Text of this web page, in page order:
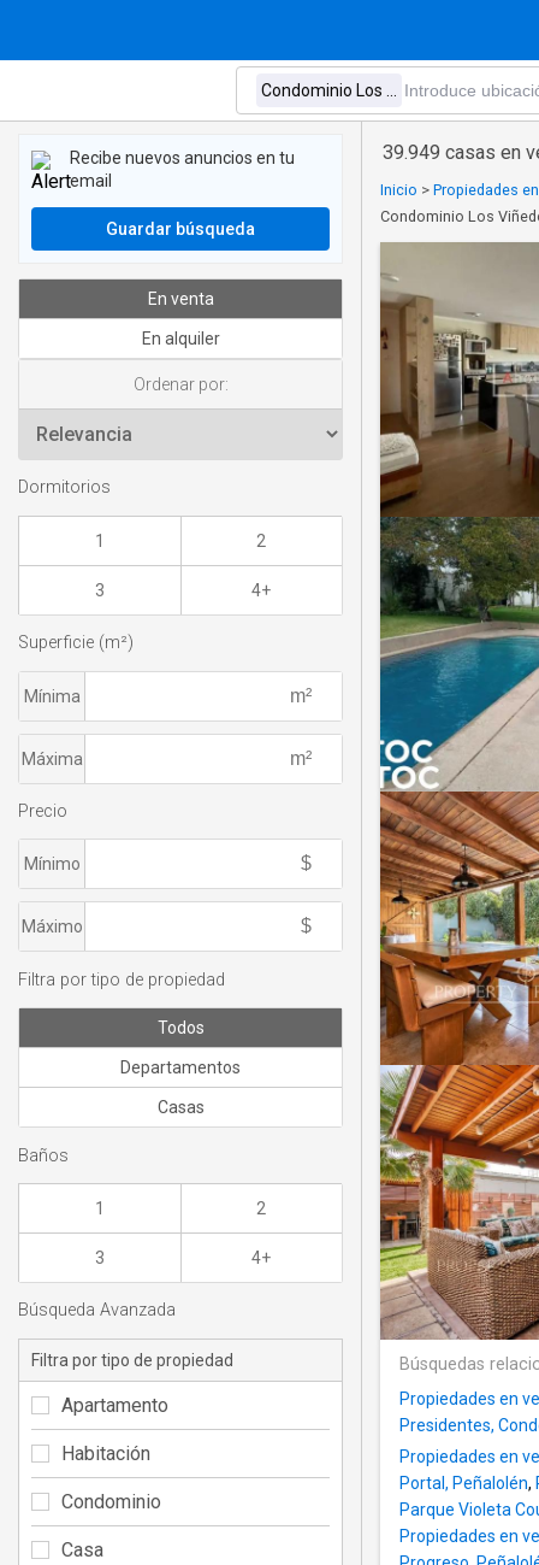
39.949 casas en
Inicio > Propiedades
Condominio Los
Búsquedas
Propiedades en
Presidentes,
Propiedades en
Portal, Peñalolén,
Parque Violeta
Propiedades en
Recibe nuevos anuncios en tu
email
Guardar búsqueda
En venta
En alquiler
Ordenar por:
Dormitorios
1 2
3 4+
Superficie (m²)
Mínima
Máxima
Precio
Mínimo
Máximo
Filtra por tipo de propiedad
Todos
Departamentos
Casas
Baños
1 2
3 4+
Búsqueda Avanzada
Filtra por tipo de propiedad
Apartamento
Habitación
Condominio
Casa